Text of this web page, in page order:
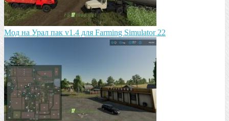
Мод на Урал пак v1.4 для Farming Simulator 22